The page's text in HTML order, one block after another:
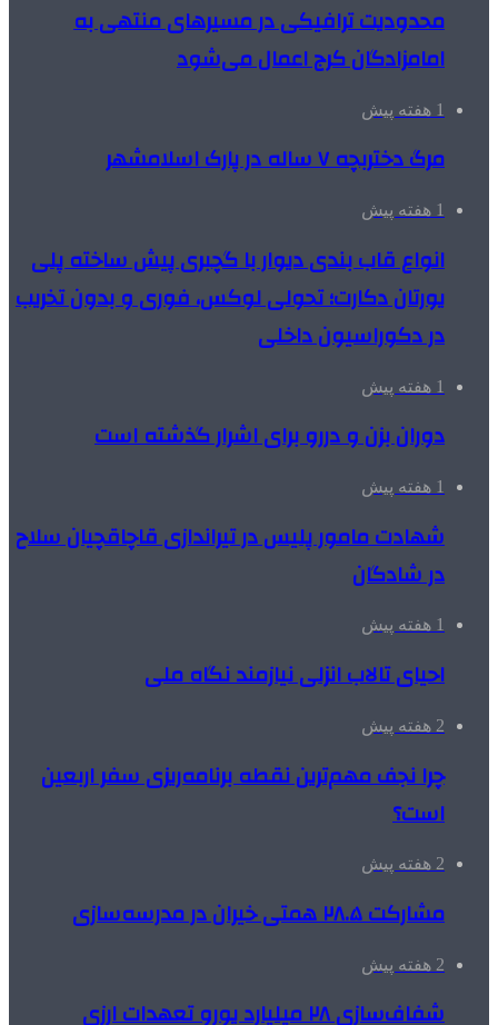
محدودیت ترافیکی در مسیرهای منتهی به
امامزادگان کرج اعمال می‌شود
1 هفته پیش
مرگ دختربچه ۷ ساله در پارک اسلامشهر
1 هفته پیش
انواع قاب بندی دیوار با گچبری پیش ساخته پلی
یورتان دکارت؛ تحولی لوکس، فوری و بدون تخریب
در دکوراسیون داخلی
1 هفته پیش
دوران بزن و دررو برای اشرار گذشته است
1 هفته پیش
شهادت مامور پلیس در تیراندازی قاچاقچیان سلاح
در شادگان
1 هفته پیش
احیای تالاب انزلی نیازمند نگاه ملی
2 هفته پیش
چرا نجف مهم‌ترین نقطه برنامه‌ریزی سفر اربعین
است؟
2 هفته پیش
مشارکت ۲۸.۵ همتی خیران در مدرسه‌سازی
2 هفته پیش
شفاف‌سازی ۲۸ میلیارد یورو تعهدات ارزی